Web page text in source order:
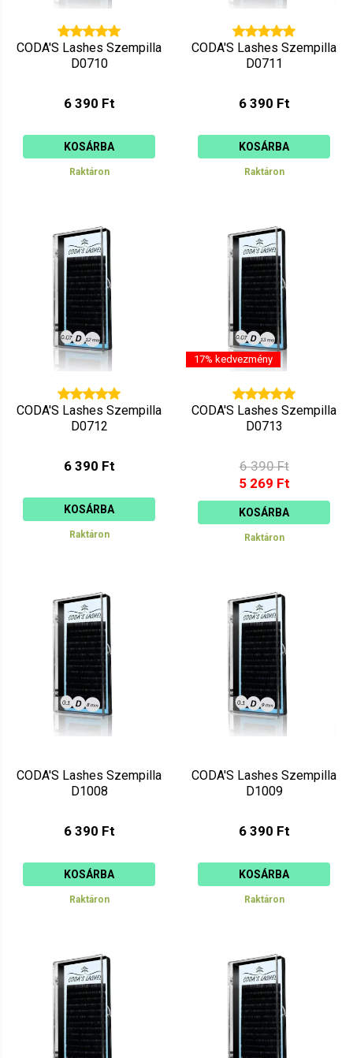
CODA'S Lashes Szempilla
D0710
6 390 Ft
KOSÁRBA
Raktáron
CODA'S Lashes Szempilla
D0711
6 390 Ft
KOSÁRBA
Raktáron
CODA'S Lashes Szempilla
D0712
6 390 Ft
KOSÁRBA
Raktáron
17% kedvezmény
CODA'S Lashes Szempilla
D0713
6 390 Ft
5 269 Ft
KOSÁRBA
Raktáron
CODA'S Lashes Szempilla
D1008
6 390 Ft
KOSÁRBA
Raktáron
CODA'S Lashes Szempilla
D1009
6 390 Ft
KOSÁRBA
Raktáron